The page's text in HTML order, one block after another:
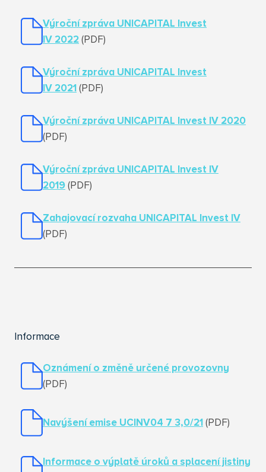
Výroční zpráva UNICAPITAL Invest
IV 2022 (PDF)
Výroční zpráva UNICAPITAL Invest
IV 2021 (PDF)
Výroční zpráva UNICAPITAL Invest IV 2020
(PDF)
Výroční zpráva UNICAPITAL Invest IV
2019 (PDF)
Zahajovací rozvaha UNICAPITAL Invest IV
(PDF)
Informace
Oznámení o změně určené provozovny
(PDF)
Navýšení emise UCINV04 7 3,0/21 (PDF)
Informace o výplatě úroků a splacení jistiny